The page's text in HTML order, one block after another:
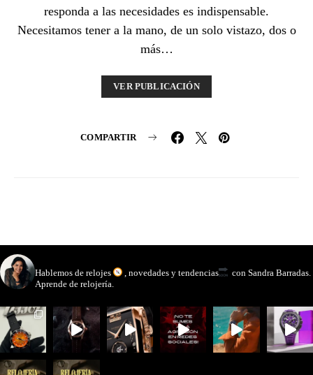
responda a las necesidades es indispensable.
Necesitamos tener a la mano, de un solo vistazo, dos o
más…
VER PUBLICACIÓN
COMPARTIR
Hablemos de relojes , novedades y tendencias
con Sandra Barradas.
Aprende de relojería.